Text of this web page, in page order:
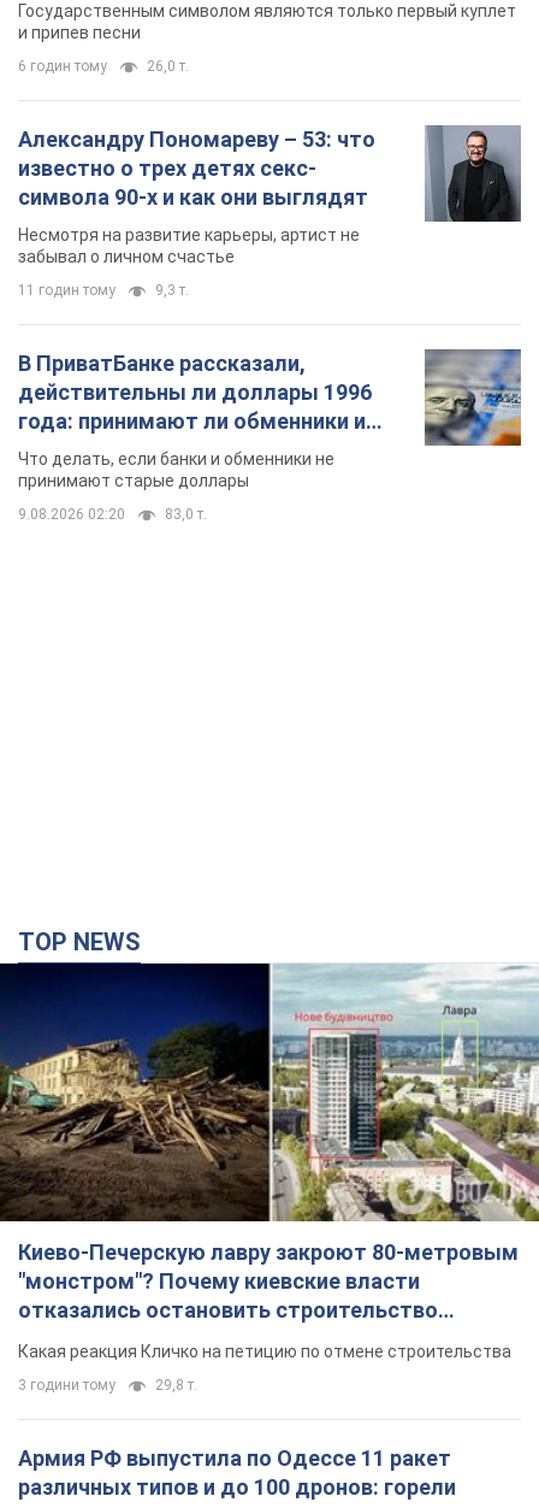
Государственным символом являются только первый куплет
и припев песни
6 годин тому 26,0 т.
Александру Пономареву – 53: что
известно о трех детях секс-
символа 90-х и как они выглядят
Несмотря на развитие карьеры, артист не
забывал о личном счастье
11 годин тому 9,3 т.
В ПриватБанке рассказали,
действительны ли доллары 1996
года: принимают ли обменники и
банки такие купюры
Что делать, если банки и обменники не
принимают старые доллары
9.08.2026 02:20 83,0 т.
TOP NEWS
Киево-Печерскую лавру закроют 80-метровым
"монстром"? Почему киевские власти
отказались остановить строительство
небоскреба "московского верующего"
Какая реакция Кличко на петицию по отмене строительства
3 години тому 29,8 т.
Армия РФ выпустила по Одессе 11 ракет
различных типов и до 100 дронов: горели